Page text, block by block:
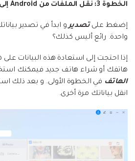
الخطوة 3: نقل الملفات من Android إلى الكمبيوتر
إضغط علىتصديرو ابدأ في تصدير
واحدة. رائع أليس كذلك؟
إذا احتجت إلى استعادة هذه البيانات
هاتفك أو شراء هاتف جديد فيمكنك
الهاتف في الخطوة الأولى. و بعد ذلك
انقل بياناتك مرة أخرى.